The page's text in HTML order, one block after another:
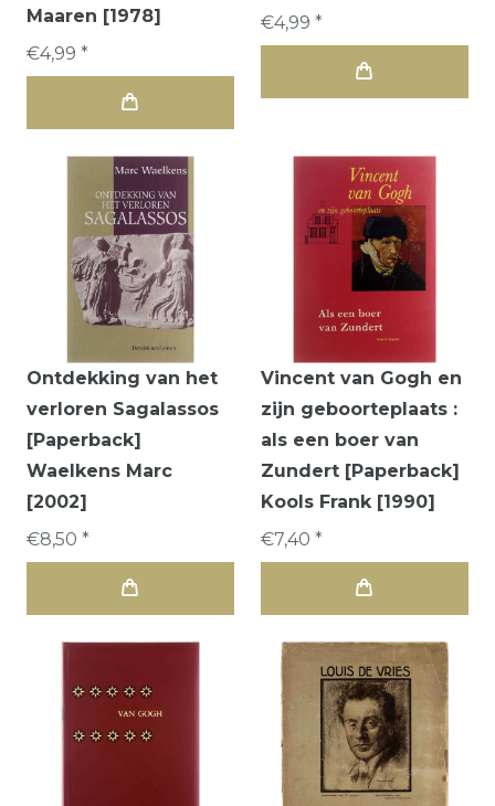
Maaren [1978]
€4,99 *
€4,99 *
Ontdekking van het
verloren Sagalassos
[Paperback]
Waelkens Marc
[2002]
€8,50 *
Vincent van Gogh en
zijn geboorteplaats :
als een boer van
Zundert [Paperback]
Kools Frank [1990]
€7,40 *